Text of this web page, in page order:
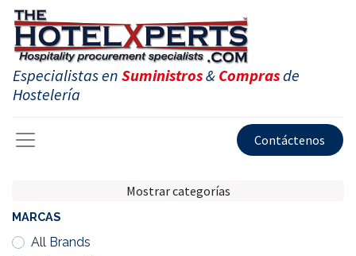
Especialistas en Suministros& Comprasde
Hostelería
Contáctenos
Mostrar categorías
MARCAS
All Brands